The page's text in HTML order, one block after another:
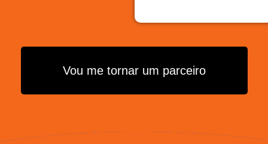
Vou me tornar um parceiro